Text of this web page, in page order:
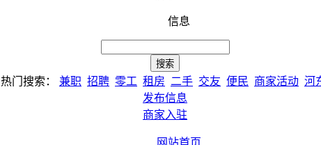
信息
热门搜索： 兼职 招聘 零工 租房 二手 交友 便民 商家活动 河
发布信息
商家入驻
网站首页